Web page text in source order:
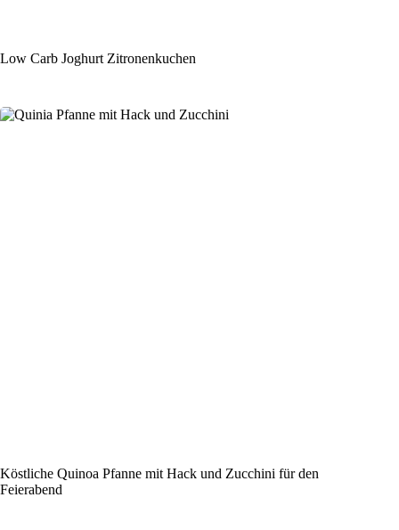
Low Carb Joghurt Zitronenkuchen
Köstliche Quinoa Pfanne mit Hack und Zucchini für den
Feierabend